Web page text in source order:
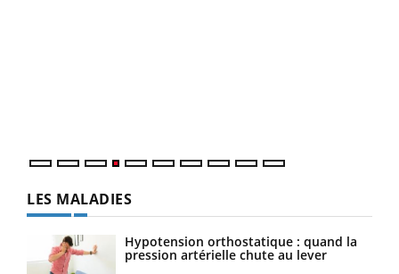
LES MALADIES
Hypotension orthostatique : quand la
pression artérielle chute au lever